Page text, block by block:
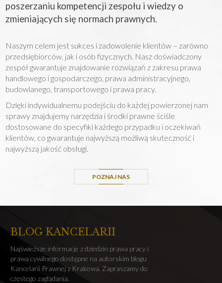
poszerzaniu kompetencji zespołu i wiedzy o
zmieniających się normach prawnych.
Naszym celem jest sukces i zadowolenie klientów – zarówno
przedsiębiorców, jak i osób fizycznych. Nasz doświadczony
zespół gwarantuje znajdowanie rozwiązań z zakresu prawa
handlowego i gospodarczego, prawa administracyjnego,
budowlanego, transportowego i prawa pracy.
Dzięki indywidualnemu podejściu do każdej powierzonej nam
sprawy znajdujemy narzędzia i środki prawne ściśle
dostosowane do specyfiki każdego przypadku i oczekiwań
klientów, co gwarantuje najwyższą możliwą skuteczność i
najwyższą jakość obsługi.
POZNAJ NAS
BLOG KANCELARII
Najświeższe informacje z dziedzin prawa pracy i
prawa cywilnego dostępne na autorskim blogu
Kancelarii Prawnej z Krakowa. Zapraszamy do
częstego zaglądania.